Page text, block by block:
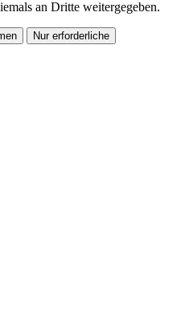
an Dritte weitergegeben.
Nur erforderliche